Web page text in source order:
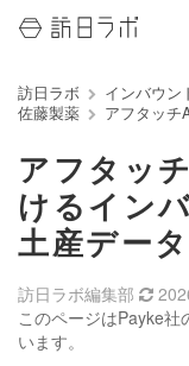
訪日ラボ インバウン
佐藤製薬
アフタッチ
アフタッ
けるイン
土産データ
このページはPayke社
います。
訪日ラボ編集部